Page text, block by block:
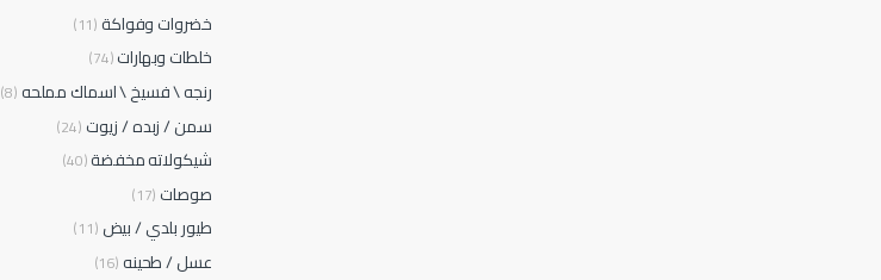
خضروات وفواكة(11)
خلطات وبهارات(74)
رنجه \ فسيخ \ اسماك مملحه(8)
سمن / زبده / زيوت (24)
شيكولاته مخفضة(40)
صوصات (17)
طيور بلدي / بيض (11)
عسل / طحينه(16)